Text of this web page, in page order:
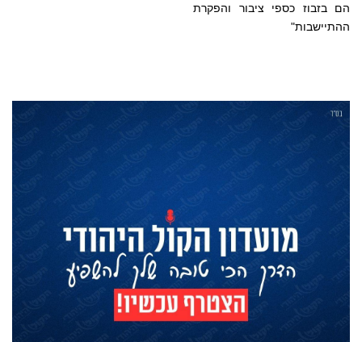
הם בזבוז כספי ציבור והפקרת
ההתיישבות"